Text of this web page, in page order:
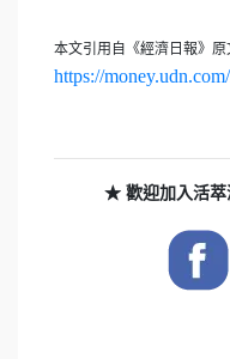
本文引用自《經濟日報》原
https://
★ 歡迎加入活萃